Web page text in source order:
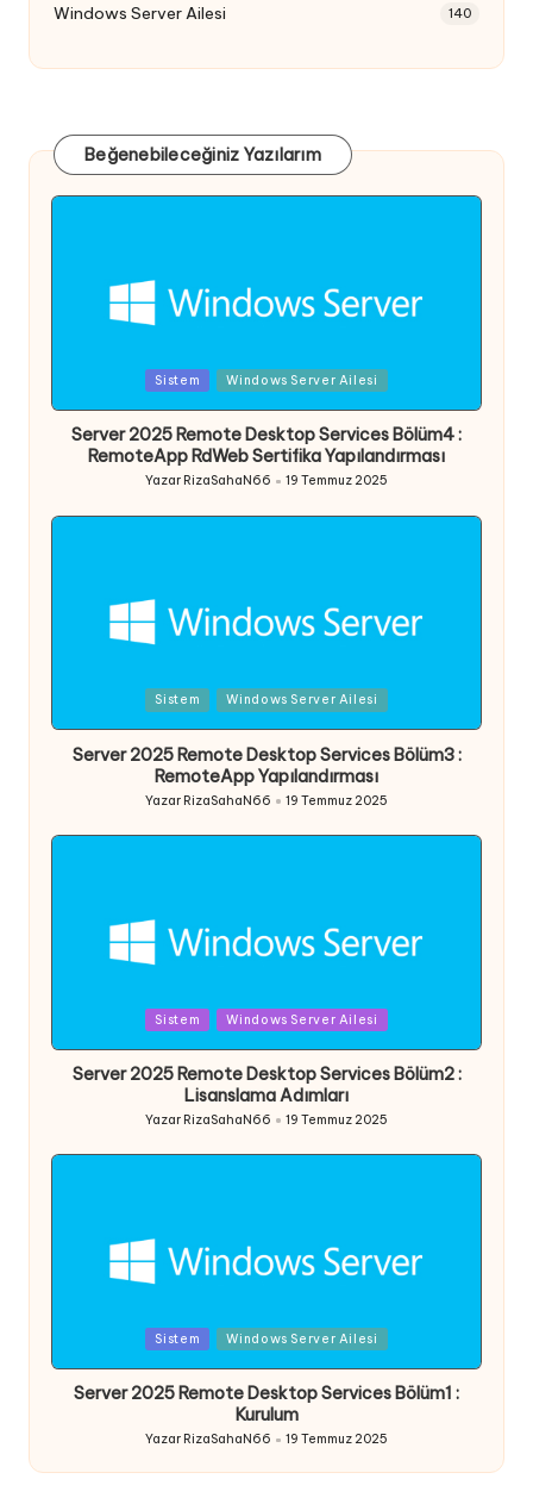
Windows Server Ailesi 140
Beğenebileceğiniz Yazılarım
Sistem Windows Server Ailesi
Server 2025 Remote Desktop Services Bölüm4 :
RemoteApp RdWeb Sertifika Yapılandırması
Yazar RizaSahaN66 19 Temmuz 2025
Sistem Windows Server Ailesi
Server 2025 Remote Desktop Services Bölüm3 :
RemoteApp Yapılandırması
Posted
Yazar RizaSahaN66 19 Temmuz 2025
Sistem Windows Server Ailesi
Server 2025 Remote Desktop Services Bölüm2 :
Lisanslama Adımları
Posted
by
Yazar RizaSahaN66 19 Temmuz 2025
Sistem Windows Server Ailesi
Server 2025 Remote Desktop Services Bölüm1 :
Kurulum
by
Yazar RizaSahaN66 19 Temmuz 2025